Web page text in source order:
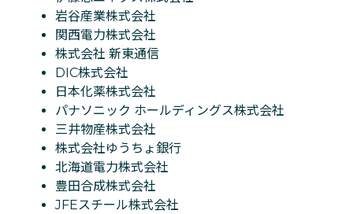
岩谷産業株式会社
関西電力株式会社
株式会社 新東通信
DIC株式会社
日本化薬株式会社
パナソニック ホールディングス株式会社
三井物産株式会社
株式会社ゆうちょ銀行
北海道電力株式会社
豊田合成株式会社
JFEスチール株式会社